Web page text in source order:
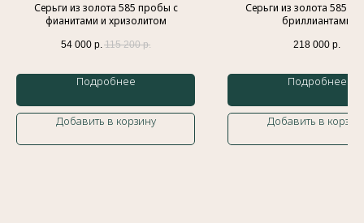
Серьги из золота 585 пробы с
фианитами и хризолитом
54 000 р. 115 200 р.
Подробнее
Добавить в корзину
Серьги из золота 585
бриллиантами
218 000 р.
Подробнее
Добавить в
Главная
История бренда
Контакты
Кольца
Обручальные кольца
Колье
Оферта
Политика обработки персональных данных